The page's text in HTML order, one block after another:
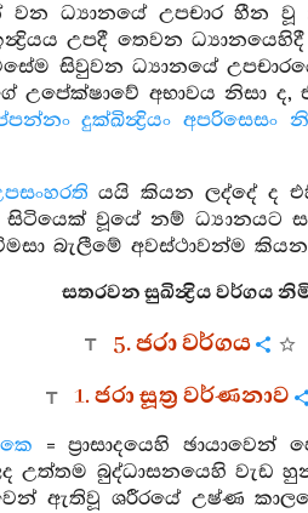
ධ්‍යානයේ උපචාර හීන වූ
උපදී තෙවන
සිවුවන ධ්‍යානයේ
උපේක්ෂාවේ අභාවය නිසා
දුක්ඛින්‍ද්‍රියං
යයි කියන ලද්දේ ද
සිටියෙක් වූයේ නම් ධ්‍යානයට
බැලීමේ අවස්ථාවන්ම කියන
සතරවන සුඛින්‍ද්‍රිය වර්ගය
5. ජරා වර්ගය
1. ජරා සූත්‍ර වර්ණනාව
= ප්‍රාසාදයෙහි ඡායාවෙන්
උත්තම බුද්ධාසනයෙහි වැඩ
ඇතිවූ ශරීරයේ උෂ්ණ